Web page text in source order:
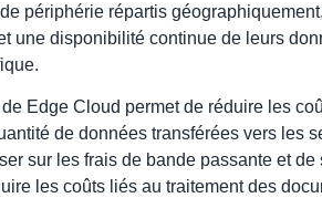
périphérie répartis
une disponibilité continue de leurs
de Edge Cloud permet de réduire les
de données transférées vers les
sur les frais de bande passante et
les coûts liés au traitement des